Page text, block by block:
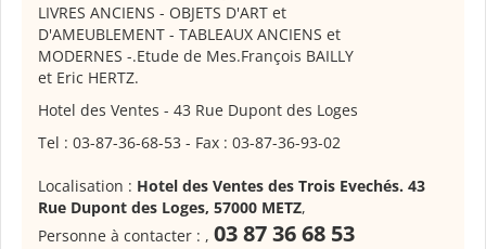
LIVRES ANCIENS - OBJETS D'ART et
D'AMEUBLEMENT - TABLEAUX ANCIENS et
MODERNES -.Etude de Mes.François BAILLY
et Eric HERTZ.
Hotel des Ventes - 43 Rue Dupont des Loges
Tel : 03-87-36-68-53 - Fax : 03-87-36-93-02
Localisation : Hotel des Ventes des Trois Evechés. 43
Rue Dupont des Loges, 57000 METZ,
Personne à contacter : , 03 87 36 68 53